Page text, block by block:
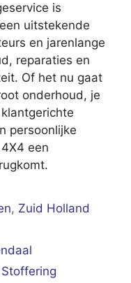
is
uitstekende
en jarenlange
reparaties en
Of het nu gaat
onderhoud, je
persoonlijke
een
, Zuid Holland